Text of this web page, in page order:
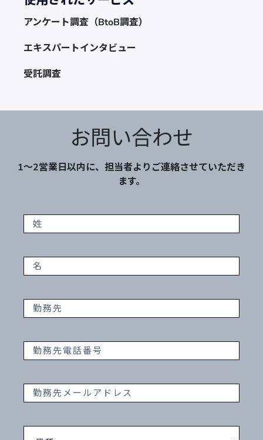
アンケート調査（BtoB調査）
エキスパートインタビュー
受託調査
お問い合わせ
1～2営業日以内に、担当者よりご連絡させていただき
ます。